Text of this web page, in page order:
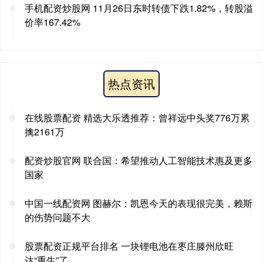
手机配资炒股网 11月26日东时转债下跌1.82%，转股溢
价率167.42%
热点资讯
在线股票配资 精选大乐透推荐：曾祥远中头奖776万累
擒2161万
配资炒股官网 联合国：希望推动人工智能技术惠及更多
国家
中国一线配资网 图赫尔：凯恩今天的表现很完美，赖斯
的伤势问题不大
股票配资正规平台排名 一块锂电池在枣庄滕州欣旺